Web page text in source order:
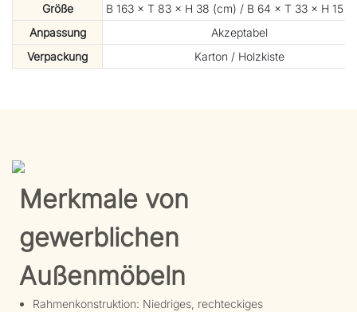
Größe
B 163 × T 83 × H 38 (cm) / B 64 × T 33 × H 15
Anpassung
Akzeptabel
Verpackung
Karton / Holzkiste
Merkmale von
gewerblichen
Außenmöbeln
Rahmenkonstruktion: Niedriges, rechteckiges